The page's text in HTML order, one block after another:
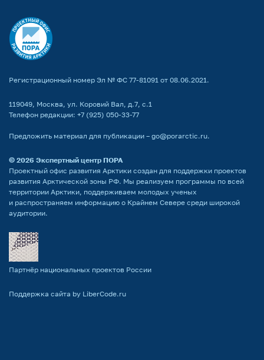
Регистрационный номер Эл № ФС 77-81091 от 08.06.2021.
119049, Москва, ул. Коровий Вал, д.7, с.1
Телефон редакции: +7 (925) 050-33-77
Предложить материал для публикации – go@porarctic.ru.
© 2026 Экспертный центр ПОРА
Проектный офис развития Арктики создан для поддержки проектов
развития Арктической зоны РФ. Мы реализуем программы по всей
территории Арктики, поддерживаем молодых ученых
и распространяем информацию о Крайнем Севере среди широкой
аудитории.
Партнёр национальных проектов России
Поддержка сайта by LiberCode.ru